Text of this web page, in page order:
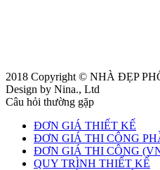
2018 Copyright © NHÀ ĐẸP
Design by Nina., Ltd
Câu hỏi thường gặp
ĐƠN GIÁ THIẾT KẾ
ĐƠN GIÁ THI CÔNG
ĐƠN GIÁ THI CÔNG
QUY TRÌNH THIẾT KẾ